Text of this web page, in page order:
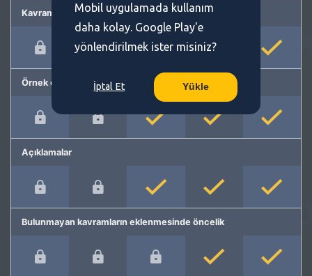
Kavram önerme
Örnek cümleler
Açıklamalar
Bulunmayan kavramların eklenmesinde öncelik
Mobil uygulamada kullanım
daha kolay. Google Play'e
yönlendirilmek ister misiniz?
İptal Et Yükle